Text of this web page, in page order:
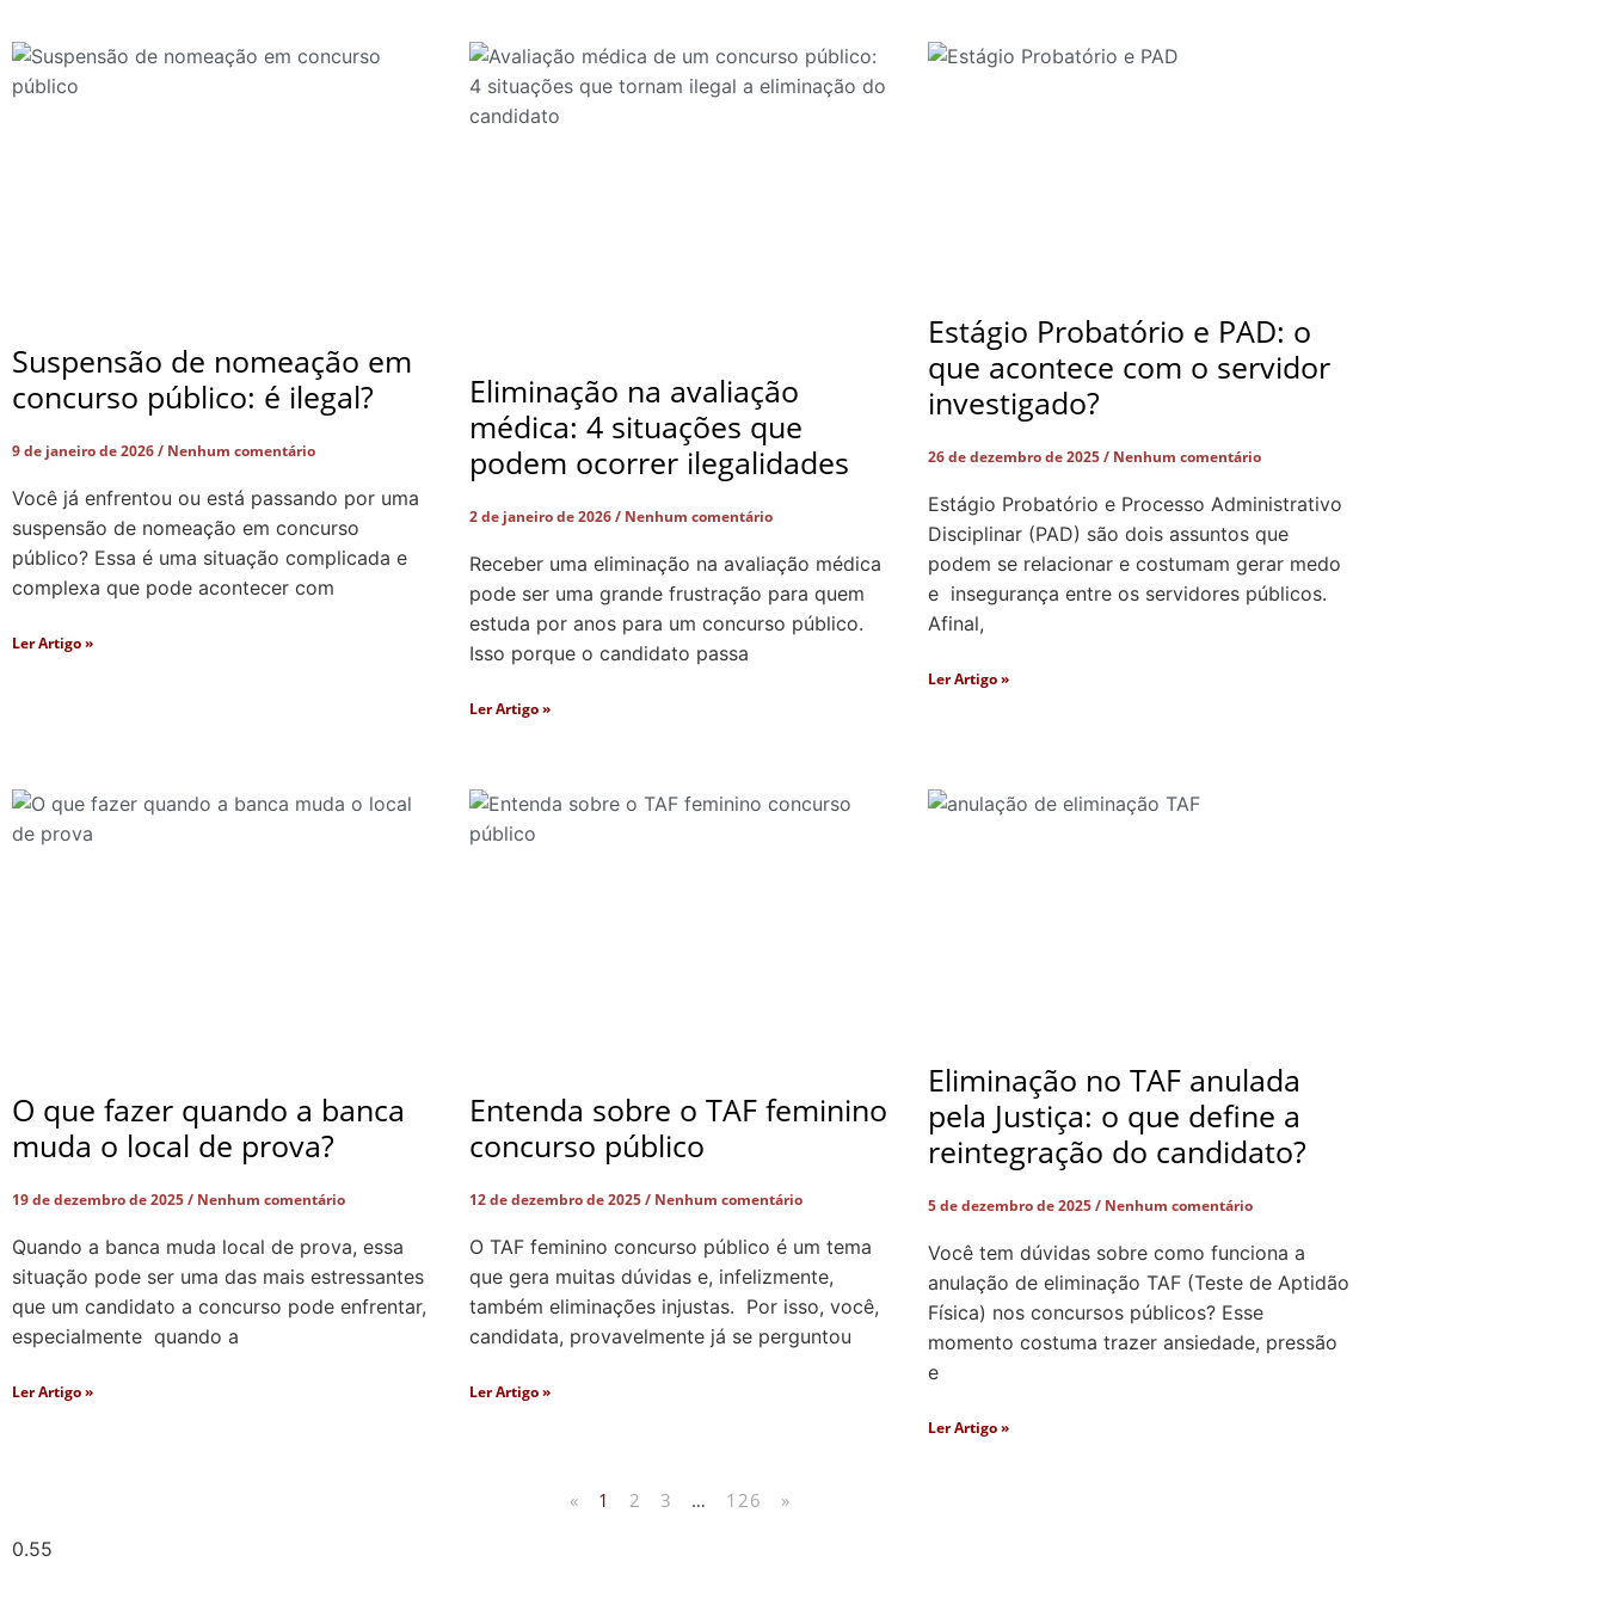
Suspensão de nomeação em
concurso público: é ilegal?
9 de janeiro de 2026 Nenhum comentário
Você já enfrentou ou está passando por uma
suspensão de nomeação em concurso
público? Essa é uma situação complicada e
complexa que pode acontecer com
Ler Artigo »
Eliminação na avaliação
médica: 4 situações que
podem ocorrer ilegalidades
2 de janeiro de 2026 Nenhum comentário
Receber uma eliminação na avaliação médica
pode ser uma grande frustração para quem
estuda por anos para um concurso público.
Isso porque o candidato passa
Ler Artigo »
Estágio Probatório e PAD: o
que acontece com o servidor
investigado?
26 de dezembro de 2025 Nenhum comentário
Estágio Probatório e Processo Administrativo
Disciplinar (PAD) são dois assuntos que
podem se relacionar e costumam gerar medo
e insegurança entre os servidores públicos.
Afinal,
Ler Artigo »
O que fazer quando a banca
muda o local de prova?
19 de dezembro de 2025 Nenhum comentário
Quando a banca muda local de prova, essa
situação pode ser uma das mais estressantes
que um candidato a concurso pode enfrentar,
especialmente quando a
Ler Artigo »
Entenda sobre o TAF feminino
concurso público
12 de dezembro de 2025 Nenhum comentário
O TAF feminino concurso público é um tema
que gera muitas dúvidas e, infelizmente,
também eliminações injustas. Por isso, você,
candidata, provavelmente já se perguntou
Ler Artigo »
Eliminação no TAF anulada
pela Justiça: o que define a
reintegração do candidato?
5 de dezembro de 2025 Nenhum comentário
Você tem dúvidas sobre como funciona a
anulação de eliminação TAF (Teste de Aptidão
Física) nos concursos públicos? Esse
momento costuma trazer ansiedade, pressão
e
Ler Artigo »
« 1 2 3 … 126 »